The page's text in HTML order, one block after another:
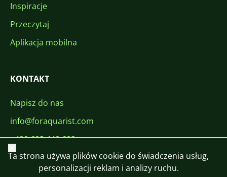
Inspiracje
Przeczytaj
Aplikacja mobilna
KONTAKT
Napisz do nas
info@foraquarist.com
+420 603 449 602
Zamknij
Ta strona używa plików cookie do świadczenia usług,
personalizacji reklam i analizy ruchu.